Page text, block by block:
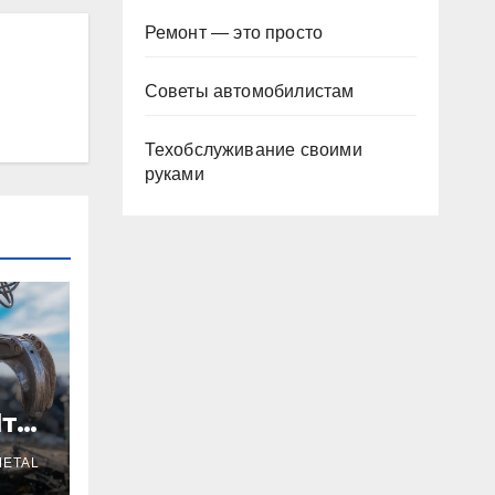
Ремонт — это просто
Советы автомобилистам
Техобслуживание своими
руками